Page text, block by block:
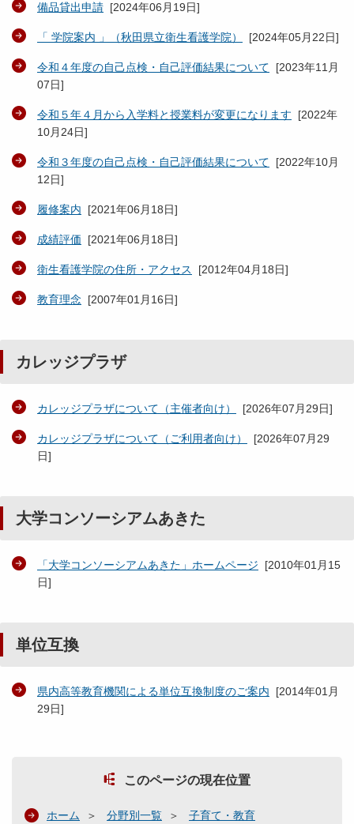
備品貸出申請 [2024年06月19日]
「 学院案内 」（秋田県立衛生看護学院） [2024年05月22日]
令和４年度の自己点検・自己評価結果について [2023年11月
07日]
令和５年４月から入学料と授業料が変更になります [2022年
10月24日]
令和３年度の自己点検・自己評価結果について [2022年10月
12日]
履修案内 [2021年06月18日]
成績評価 [2021年06月18日]
衛生看護学院の住所・アクセス [2012年04月18日]
教育理念 [2007年01月16日]
カレッジプラザ
カレッジプラザについて（主催者向け） [2026年07月29日]
カレッジプラザについて（ご利用者向け） [2026年07月29
日]
大学コンソーシアムあきた
「大学コンソーシアムあきた」ホームページ [2010年01月15
日]
単位互換
県内高等教育機関による単位互換制度のご案内 [2014年01月
29日]
このページの現在位置
ホーム 分野別一覧
子育て・教育